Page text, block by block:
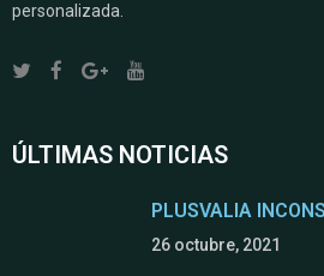
personalizada.
ÚLTIMAS NOTICIAS
PLUSVALIA
26 octubre, 2021